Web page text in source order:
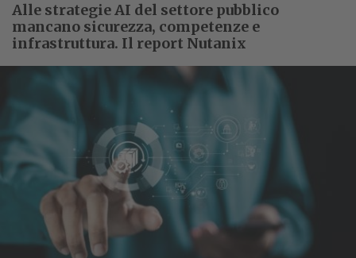
Alle strategie AI del settore pubblico
mancano sicurezza, competenze e
infrastruttura. Il report Nutanix